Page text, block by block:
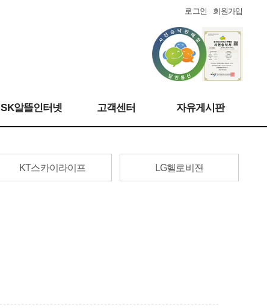
SK알뜰인터넷 고객센터 자유게시판
로그인 회원가입
KT스카이라이프 LG헬로비젼